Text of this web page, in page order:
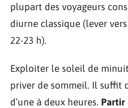
plupart des voyageurs
diurne classique (lever
22-23 h).
Exploiter le soleil de
priver de sommeil. Il suffit
d’une à deux heures. Partir